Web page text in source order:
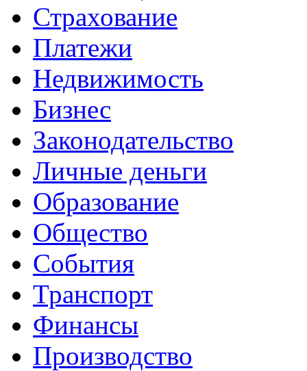
Страхование
Платежи
Недвижимость
Бизнес
Законодательство
Личные деньги
Образование
Общество
События
Транспорт
Финансы
Производство